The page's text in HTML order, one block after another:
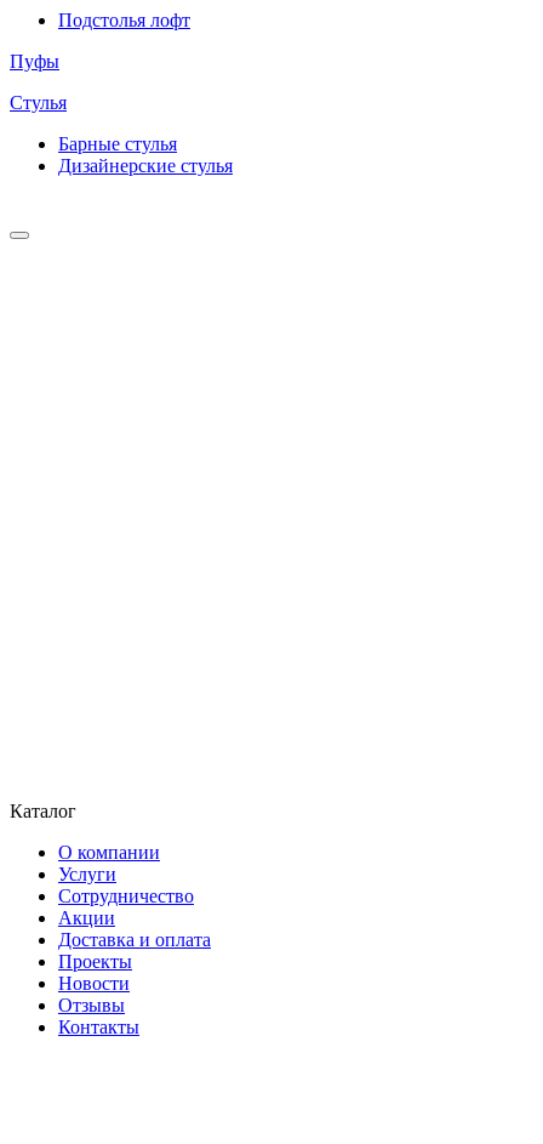
Подстолья лофт
Пуфы
Стулья
Барные cтулья
Дизайнерские cтулья
Каталог
О компании
Услуги
Сотрудничество
Акции
Доставка и оплата
Проекты
Новости
Отзывы
Контакты